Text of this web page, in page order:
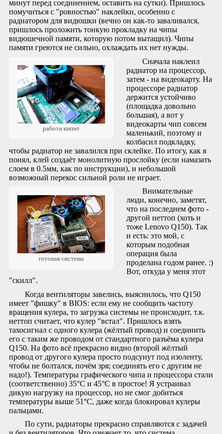
минут перед соединением, оставить на сутки). Пришлось
помучиться с "ровностью" наклейки, особенно с
радиатором для видюшки (вечно он как-то заваливался,
пришлось проложить тонкую прокладку на чипы
видюшечной памяти, которую потом вытащил). Чипы
памяти греются не сильно, охлаждать их нет нужды.
работа кипит
Сначала наклеил
радиатор на процессор,
затем - на видеокарту. На
процессоре радиатор
держится устойчиво
(площадка довольно
большая), а вот у
видеокарты чип совсем
маленький, поэтому и
колбасил подкладку,
чтобы радиатор не завалился при склейке. По итогу, как я
понял, клей создаёт монолитную прослойку (если намазать
слоем в 0.5мм, как по инструкции), и небольшой
возможный перекос сильной роли не играет.
готовая система
Внимательные
люди, конечно, заметят,
что на последнем фото -
другой неттоп (хоть и
тоже Lenovo Q150). Так
и есть: это мой, с
которым подобная
операция была
проделана годом ранее. :)
Вот, откуда у меня этот
"скилл".
Когда вентиляторы завелись, выяснилось, что Q150
имеет "фишку" в BIOS: если ему не сообщить частоту
вращения кулера, то загрузка системы не происходит, т.к.
неттоп считает, что кулер "встал". Пришлось взять
тахосигнал с одного кулера (жёлтый провод) и соединить
его с таким же проводом от стандартного разъёма кулера
Q150. На фото всё прекрасно видно (второй жёлтый
провод от другого кулера просто подсунут под изоленту,
чтобы не болтался, почём зря; соединять его с другим не
надо!). Температуры графического чипа и процессора стали
(соответственно) 35°C и 45°C в простое! Я устраивал
дикую нагрузку на процессор, но не смог добиться
температуры выше 51°C, даже когда блокировал кулеры
пальцами.
По сути, радиаторы прекрасно справляются с задачей